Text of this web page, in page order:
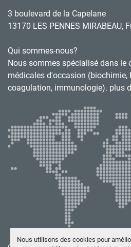
Nous utilisons des cookies pour
3 boulevard de la Capelane
13170 LES PENNES MIRABEAU,
Qui sommes-nous?
Nous sommes spécialisé dans le
médicales d'occasion (biochimie,
coagulation, immunologie). plus